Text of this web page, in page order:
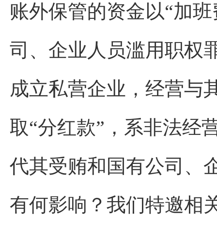
账外保管的资金以“加
司、企业人员滥用职权
成立私营企业，经营与
取“分红款”，系非法经
代其受贿和国有公司、
有何影响？我们特邀相